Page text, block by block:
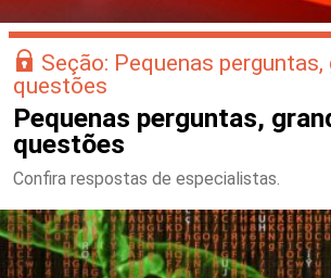
Seção: Pequenas perguntas,
questões
Pequenas perguntas,
questões
Confira respostas de especialistas.